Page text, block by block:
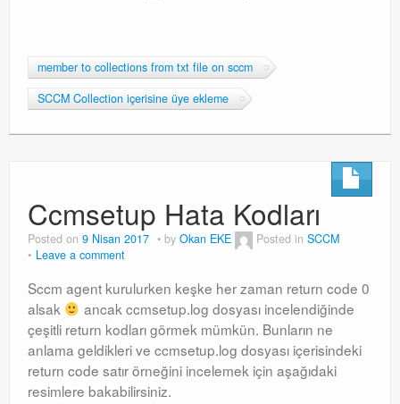
member to collections from txt file on sccm
SCCM Collection içerisine üye ekleme
Ccmsetup Hata Kodları
Posted on 9 Nisan 2017 by Okan EKE Posted in SCCM
Leave a comment
Sccm agent kurulurken keşke her zaman return code 0
alsak
ancak ccmsetup.log dosyası incelendiğinde
çeşitli return kodları görmek mümkün. Bunların ne
anlama geldikleri ve ccmsetup.log dosyası içerisindeki
return code satır örneğini incelemek için aşağıdaki
resimlere bakabilirsiniz.